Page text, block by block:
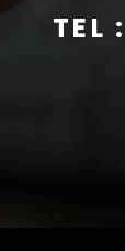
TEL :